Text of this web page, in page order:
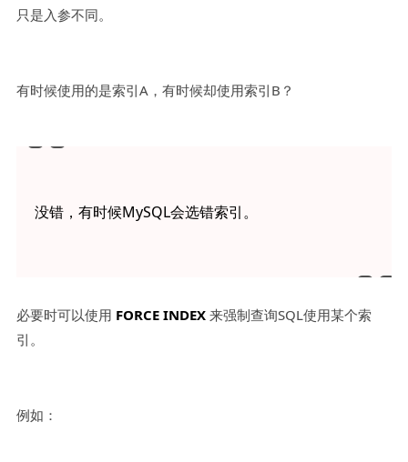
只是入参不同。
有时候使用的是索引A，有时候却使用索引B？
没错，有时候MySQL会选错索引。
必要时可以使用 FORCE INDEX来强制查询SQL使用某个索
引。
例如：